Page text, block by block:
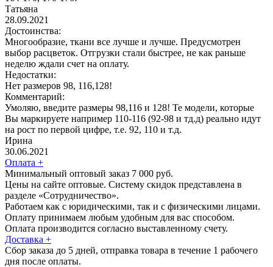
Татьяна
28.09.2021
Достоинства:
Многообразие, ткани все лучше и лучше. Предусмотрен
выбор расцветок. Отгрузки стали быстрее, не как раньше
неделю ждали счет на оплату.
Недостатки:
Нет размеров 98, 116,128!
Комментарий:
Умоляю, введите размеры 98,116 и 128! Те модели, которые
Вы маркируете например 110-116 (92-98 и тд.д) реально идут
на рост по первой цифре, т.е. 92, 110 и т.д.
Ирина
30.06.2021
Оплата +
Минимальный оптовый заказ 7 000 руб.
Цены на сайте оптовые. Систему скидок представлена в
разделе «Сотрудничество».
Работаем как с юридическими, так и с физическими лицами.
Оплату принимаем любым удобным для вас способом.
Оплата производится согласно выставленному счету.
Доставка +
Сбор заказа до 5 дней, отправка товара в течение 1 рабочего
дня после оплаты.